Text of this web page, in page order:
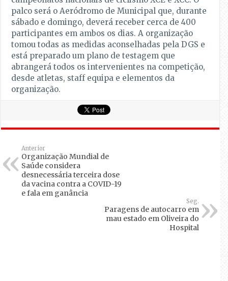
palco será o Aeródromo de Municipal que, durante
sábado e domingo, deverá receber cerca de 400
participantes em ambos os dias. A organização
tomou todas as medidas aconselhadas pela DGS e
está preparado um plano de testagem que
abrangerá todos os intervenientes na competição,
desde atletas, staff equipa e elementos da
organização.
Anterior
Organização Mundial de
Saúde considera
desnecessária terceira dose
da vacina contra a COVID-19
e fala em ganância
Seg.
Paragens de autocarro em
mau estado em Oliveira do
Hospital